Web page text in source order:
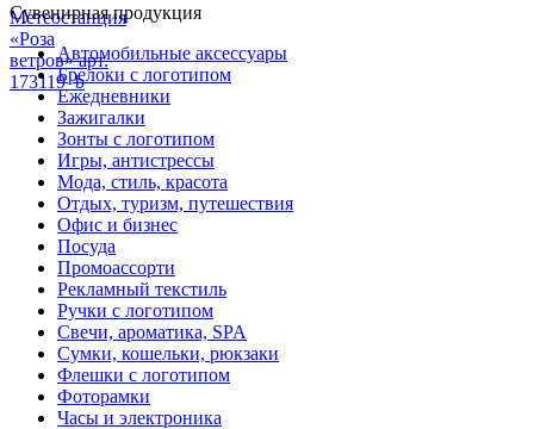
Метеостанция
«Роза
ветров» арт.
173119_b
Сувенирная продукция
Автомобильные аксессуары
Брелоки с логотипом
Ежедневники
Зажигалки
Зонты с логотипом
Игры, антистрессы
Мода, стиль, красота
Отдых, туризм, путешествия
Офис и бизнес
Посуда
Промоассорти
Рекламный текстиль
Ручки с логотипом
Свечи, ароматика, SPA
Сумки, кошельки, рюкзаки
Флешки с логотипом
Фоторамки
Часы и электроника